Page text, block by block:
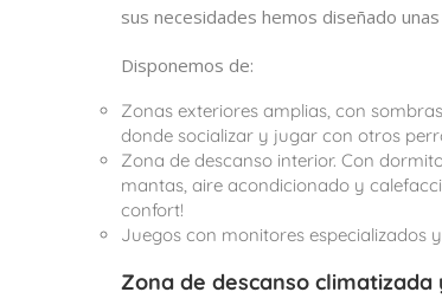
sus necesidades hemos diseñado
Disponemos de:
Zonas exteriores amplias, con
donde socializar y jugar con otros
Zona de descanso interior. Con
mantas, aire acondicionado y
confort!
Juegos con monitores especializados
Zona de descanso